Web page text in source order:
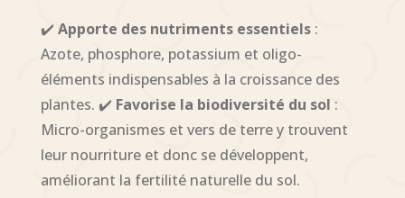
✔️ Apporte des nutriments essentiels:
Azote, phosphore, potassium et oligo-
éléments indispensables à la croissance des
plantes. ✔️ Favorise la biodiversité du sol :
Micro-organismes et vers de terre y trouvent
leur nourriture et donc se développent,
améliorant la fertilité naturelle du sol.